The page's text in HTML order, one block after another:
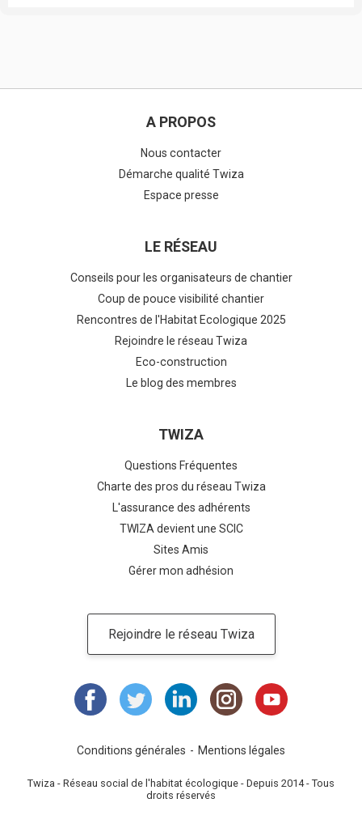
A PROPOS
Nous contacter
Démarche qualité Twiza
Espace presse
LE RÉSEAU
Conseils pour les organisateurs de chantier
Coup de pouce visibilité chantier
Rencontres de l'Habitat Ecologique 2025
Rejoindre le réseau Twiza
Eco-construction
Le blog des membres
TWIZA
Questions Fréquentes
Charte des pros du réseau Twiza
L'assurance des adhérents
TWIZA devient une SCIC
Sites Amis
Gérer mon adhésion
Rejoindre le réseau Twiza
Conditions générales Mentions légales
Twiza - Réseau social de l'habitat écologique - Depuis 2014 - Tous
droits réservés